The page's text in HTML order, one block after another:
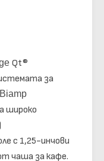
Qt®
за
Biamp
широко
с 1,25-инчови
чаша за кафе.